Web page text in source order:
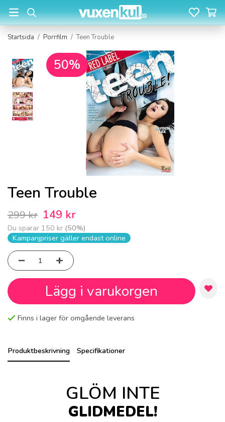
Startsida / Porrfilm / Teen Trouble
50%
Teen Trouble
299 kr 149 kr
Du sparar 150 kr (50%)
Kampanjpriser gäller endast online
Lägg i varukorgen
Finns i lager för omgående leverans
Produktbeskrivning Specifikationer
GLÖM INTE
GLIDMEDEL!